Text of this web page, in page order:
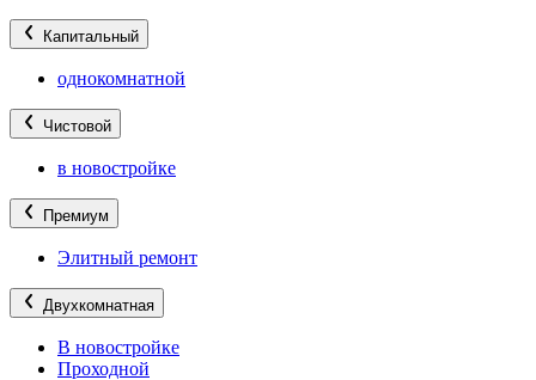
Капитальный
однокомнатной
Чистовой
в новостройке
Премиум
Элитный ремонт
Двухкомнатная
В новостройке
Проходной